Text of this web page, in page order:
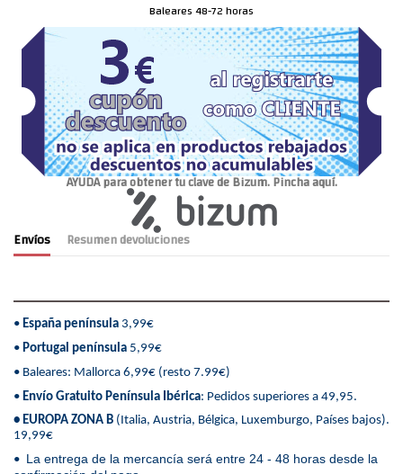
Baleares 48-72 horas
AYUDA para obtener tu clave de Bizum. Pincha aquí.
Envíos Resumen devoluciones
• España península 3,99€
• Portugal península 5,99€
• Baleares: Mallorca 6,99€ (resto 7.99€)
• Envío Gratuito Península Ibérica: Pedidos superiores a 49,95.
• EUROPA ZONA B (Italia, Austria, Bélgica, Luxemburgo, Países bajos).
19,99€
• La entrega de la mercancía será entre 24 - 48 horas desde la